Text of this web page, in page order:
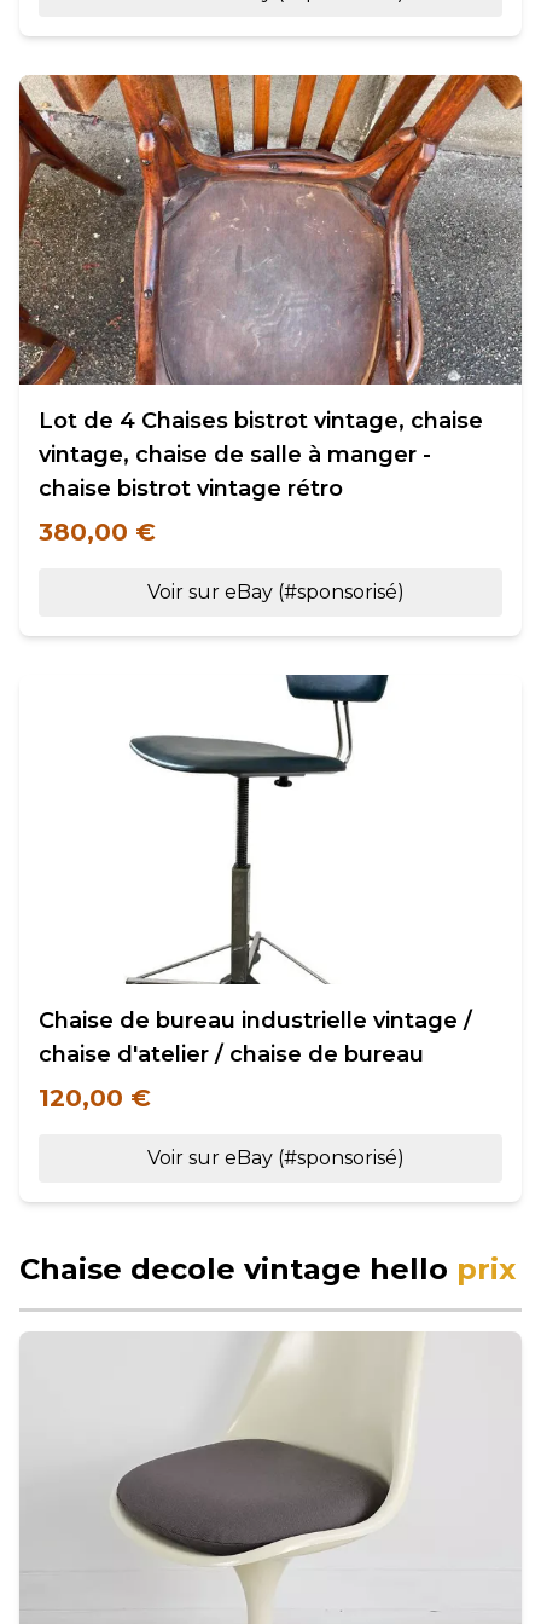
Lot de 4 Chaises bistrot vintage, chaise
vintage, chaise de salle à manger -
chaise bistrot vintage rétro
380,00 €
Voir sur eBay (#sponsorisé)
Chaise de bureau industrielle vintage /
chaise d'atelier / chaise de bureau
120,00 €
Voir sur eBay (#sponsorisé)
Chaise decole vintage hello prix